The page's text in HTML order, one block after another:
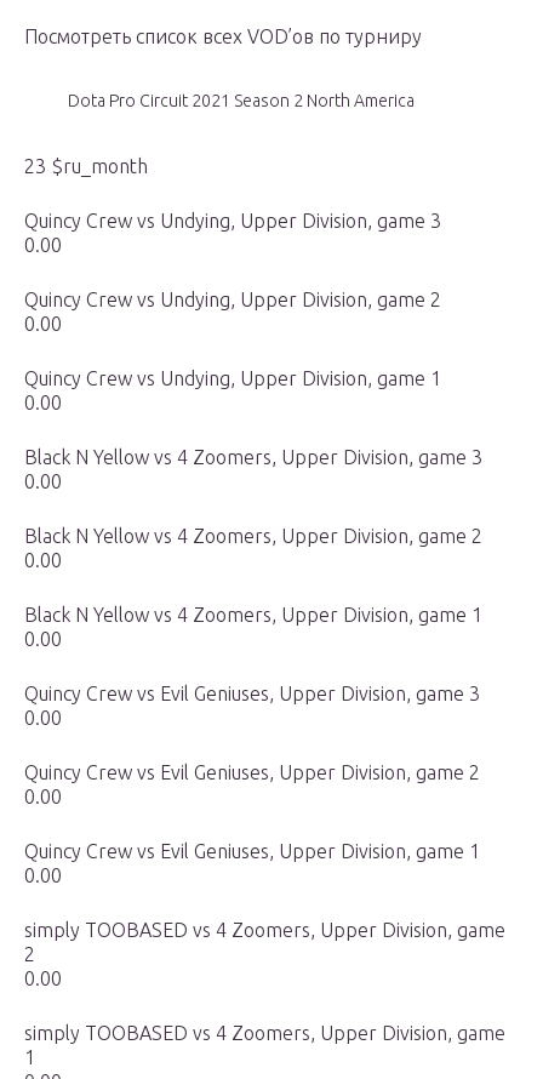
Посмотреть список всех VOD’ов по турниру
Dota Pro Circuit 2021 Season 2 North America
23 $ru_month
Quincy Crew vs Undying, Upper Division, game 3
0.00
Quincy Crew vs Undying, Upper Division, game 2
0.00
Quincy Crew vs Undying, Upper Division, game 1
0.00
Black N Yellow vs 4 Zoomers, Upper Division, game 3
0.00
Black N Yellow vs 4 Zoomers, Upper Division, game 2
0.00
Black N Yellow vs 4 Zoomers, Upper Division, game 1
0.00
Quincy Crew vs Evil Geniuses, Upper Division, game 3
0.00
Quincy Crew vs Evil Geniuses, Upper Division, game 2
0.00
Quincy Crew vs Evil Geniuses, Upper Division, game 1
0.00
simply TOOBASED vs 4 Zoomers, Upper Division, game
2
0.00
simply TOOBASED vs 4 Zoomers, Upper Division, game
1